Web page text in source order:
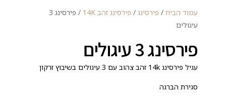
עמוד הבית / פירסינג / פירסינג זהב 14K
/ פירסינג 3
עיגולים
פירסינג 3 עיגולים
עגיל פירסינג 14k זהב צהוב עם 3 עיגולים בשיבוץ זרקון
סגירת הברגה